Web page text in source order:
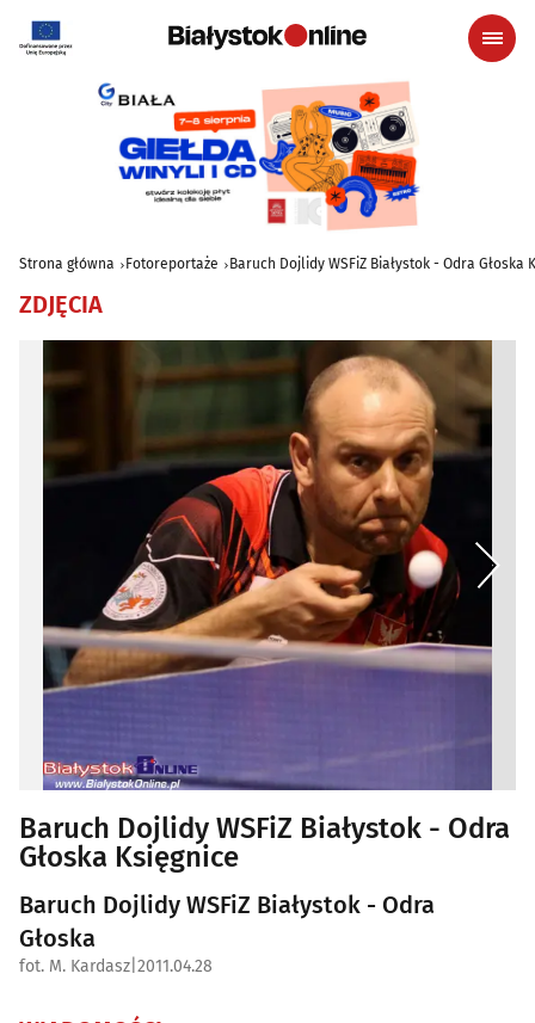
Strona główna Fotoreportaże Baruch Dojlidy WSFiZ Białystok - Odra Głoska
ZDJĘCIA
Baruch Dojlidy WSFiZ Białystok - Odra
Głoska Księgnice
Baruch Dojlidy WSFiZ Białystok - Odra
Głoska
fot. M. Kardasz 2011.04.28